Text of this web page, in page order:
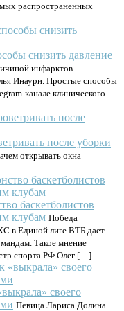
распространенных
снизить давление
инфарктов
Инаури. Простые способы
канале клинического
после уборки
открывать окна
баскетболистов
клубам Победа
в Единой лиге ВТБ дает
Такое мнение
спорта РФ Олег […]
своего
Певица Лариса Долина